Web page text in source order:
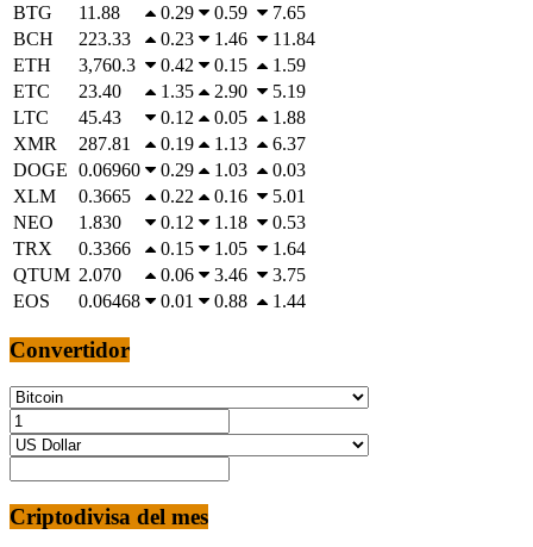
BTG
11.88 0.29 0.59
7.65
BCH
223.33 0.23 1.46
11.84
ETH
3,760.3 0.42 0.15
1.59
ETC
23.40 1.35 2.90
5.19
LTC
45.43 0.12 0.05
1.88
XMR
287.81 0.19 1.13
6.37
DOGE 0.06960 0.29 1.03
0.03
XLM
0.3665 0.22 0.16
5.01
NEO
1.830 0.12 1.18
0.53
TRX
0.3366 0.15 1.05
1.64
QTUM 2.070 0.06 3.46
3.75
EOS
0.06468 0.01 0.88 1.44
Convertidor
Criptodivisa del mes